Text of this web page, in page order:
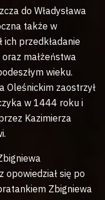
do Władysława
także w
ich przedkładanie
małżeństwa
wieku.
Oleśnickim zaostrzył
w 1444 roku i
Kazimierza
opowiedział się po
Zbigniewa